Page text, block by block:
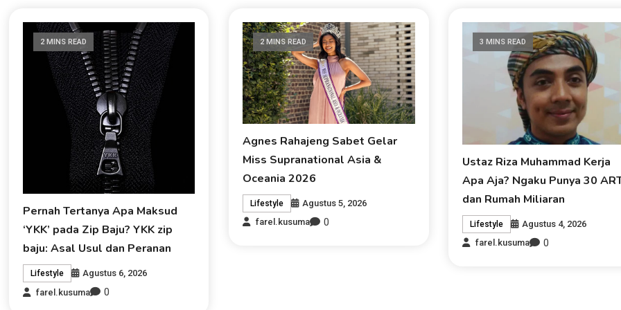
2 MINS READ
Pernah Tertanya Apa Maksud
‘YKK’ pada Zip Baju? YKK zip
baju: Asal Usul dan Peranan
Lifestyle
Agustus 6, 2026
farel.kusuma
0
2 MINS READ
Agnes Rahajeng Sabet Gelar
Miss Supranational Asia &
Oceania 2026
Lifestyle
Agustus 5, 2026
farel.kusuma
0
3 MINS READ
Ustaz Riza Muhammad Kerja
Apa Aja? Ngaku Punya 30
dan Rumah Miliaran
Lifestyle
Agustus 4, 2026
farel.kusuma
0